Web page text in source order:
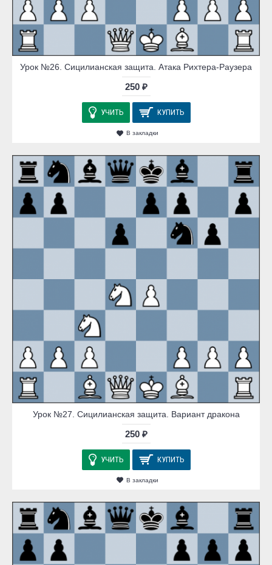
Урок №26. Сицилианская защита. Атака Рихтера-Раузера
250 ₽
УЧИТЬ КУПИТЬ
В закладки
Урок №27. Сицилианская защита. Вариант дракона
250 ₽
УЧИТЬ КУПИТЬ
В закладки